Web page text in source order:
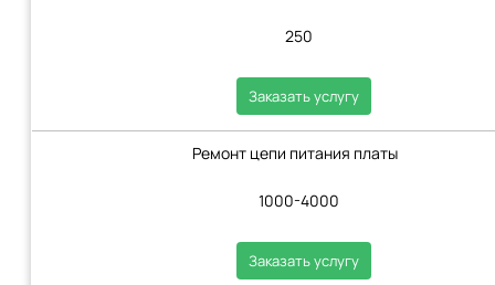
250
Заказать услугу
Ремонт цепи питания платы
1000-4000
Заказать услугу